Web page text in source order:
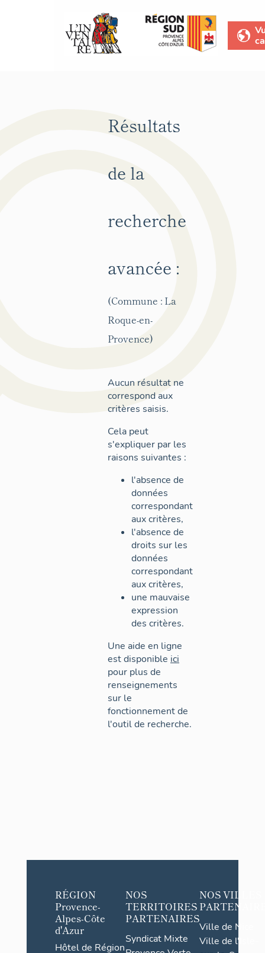
Résultats
de la
recherche
avancée :
(Commune : La
Roque-en-
Provence)
Aucun résultat ne
correspond aux
critères saisis.
Cela peut
s'expliquer par les
raisons suivantes :
l'absence de
données
correspondant
aux critères,
l'absence de
droits sur les
données
correspondant
aux critères,
une mauvaise
expression
des critères.
Une aide en ligne
est disponible ici
pour plus de
renseignements
sur le
fonctionnement de
l'outil de recherche.
RÉGION
Provence-
Alpes-Côte
d'Azur
Hôtel de Région
NOS
TERRITOIRES
PARTENAIRES
Syndicat Mixte
NOS VILLES
Ville de Nice
Ville de l'Isle-